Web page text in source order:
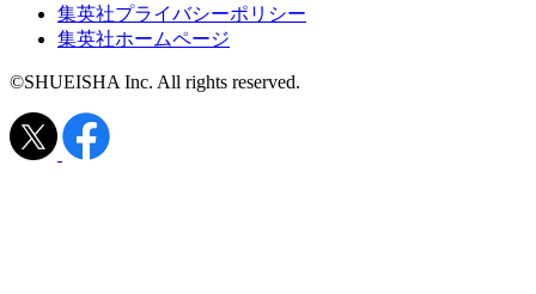
集英社プライバシーポリシー
集英社ホームページ
©SHUEISHA Inc. All rights reserved.